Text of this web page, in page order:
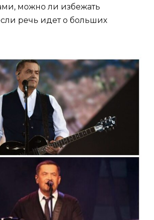
можно ли избежать
речь идет о больших